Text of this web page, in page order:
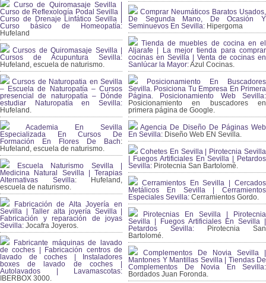
Curso de Quiromasaje Sevilla |
Curso de Reflexología Podal Sevilla |
Curso de Drenaje Linfático Sevilla |
Curso básico de Homeopatía:
Hufeland
Cursos de Quiromasaje Sevilla |
Cursos de Acupuntura Sevilla:
Hufeland, escuela de naturismo.
Cursos de Naturopatia en Sevilla
– Escuela de Naturopatía – Cursos
presencial de naturopatía – Dónde
estudiar Naturopatía en Sevilla:
Hufeland.
Academia En Sevilla
Especializada En Cursos De
Formación En Flores De Bach:
Hufeland, escuela de naturismo.
Escuela Naturismo Sevilla |
Medicina Natural Sevilla | Terapias
Alternativas Sevilla: Hufeland,
escuela de naturismo.
Fabricación de Alta Joyería en
Sevilla | Taller alta joyería Sevilla |
Fabricación y reparación de joyas
Sevilla: Jocafra Joyeros.
Fabricante máquinas de lavado
de coches | Fabricación centros de
lavado de coches | Instaladores
boxes de lavado de coches |
Autolavados | Lavamascotas:
IBERBOX 3000.
Comprar Neumáticos Baratos Usados,
De Segunda Mano, De Ocasión Y
Seminuevos En Sevilla: Hipergoma
Tienda de muebles de cocina en el
Aljarafe | La mejor tienda para comprar
cocinas en Sevilla | Venta de cocinas en
Sanlúcar la Mayor:Azul Cocinas.
Posicionamiento En Buscadores
Sevilla. Posiciona Tu Empresa En Primera
Página. Posicionamiento Web Sevilla:
Posicionamiento en buscadores en
primera página de Google.
Agencia De Diseño De Páginas Web
En Sevilla: Diseño Web EN Sevilla.
Cohetes En Sevilla | Pirotecnia Sevilla
| Fuegos Artificiales En Sevilla | Petardos
Sevilla: Pirotecnia San Bartolomé.
Cerramientos En Sevilla | Cercados
Metálicos En Sevilla | Cerramientos
Especiales Sevilla: Cerramientos Gordo.
Pirotecnias En Sevilla | Pirotecnia
Sevilla | Fuegos Artificiales En Sevilla |
Petardos Sevilla: Pirotecnia San
Bartolomé.
Complementos De Novia Sevilla |
Mantones Y Mantillas Sevilla | Tiendas De
Complementos De Novia En Sevilla:
Bordados Juan Foronda.